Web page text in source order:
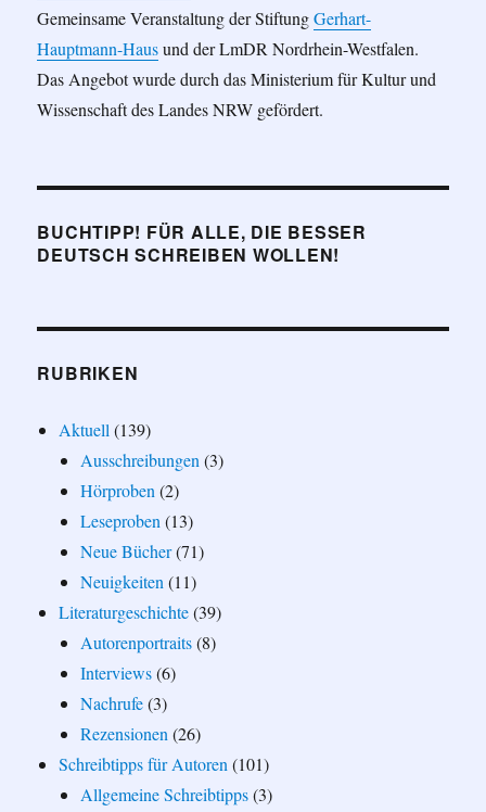
Gemeinsame Veranstaltung der StiftungGerhart-
Hauptmann-Hausund der LmDR Nordrhein-Westfalen.
Das Angebot wurde durch das Ministerium für Kultur und
Wissenschaft des Landes NRW gefördert.
BUCHTIPP! FÜR ALLE, DIE BESSER
DEUTSCH SCHREIBEN WOLLEN!
RUBRIKEN
Aktuell (139)
Ausschreibungen (3)
Hörproben (2)
Leseproben (13)
Neue Bücher(71)
Neuigkeiten (11)
Literaturgeschichte(39)
Autorenportraits(8)
Interviews(6)
Nachrufe(3)
Rezensionen (26)
Schreibtipps für Autoren (101)
Allgemeine Schreibtipps(3)